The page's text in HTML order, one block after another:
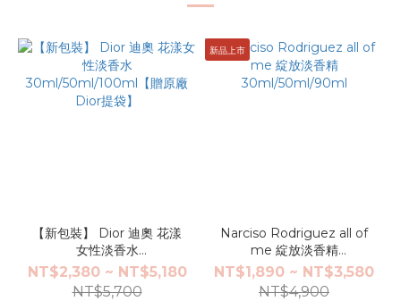
【新包裝】 Dior 迪奧 花漾
女性淡香水
30ml/50ml/100ml【贈原
廠Dior提袋】
NT$2,380 ~ NT$5,180
NT$5,700
新品上市
Narciso Rodriguez all of
me 綻放淡香精
30ml/50ml/90ml
NT$1,890 ~ NT$3,580
NT$4,900